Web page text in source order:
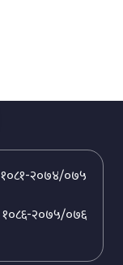
२०७४/०७५
१०८६-२०७५/०७६